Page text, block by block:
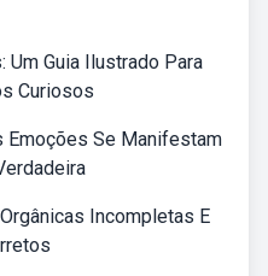
Um Guia Ilustrado Para
Curiosos
Emoções Se Manifestam
Incompletas E